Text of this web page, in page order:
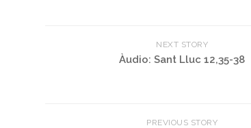
NEXT STORY
Àudio: Sant Lluc 12,35-38
PREVIOUS STORY